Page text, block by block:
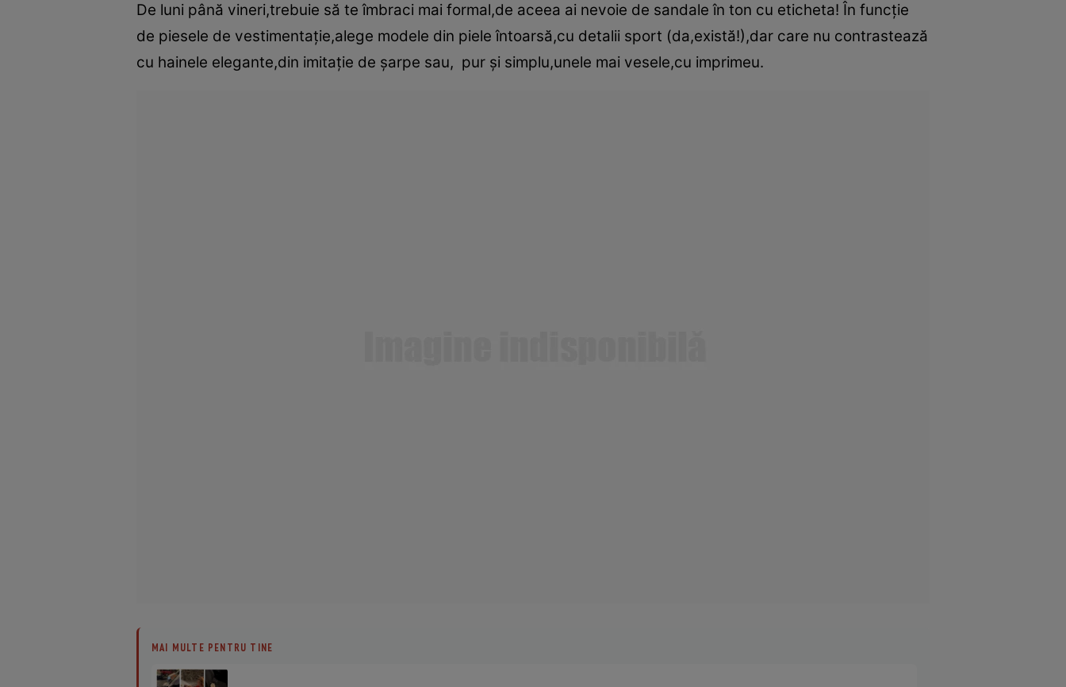
De luni până vineri,trebuie să te îmbraci mai formal,de aceea ai nevoie de sandale în ton cu eticheta! În funcţie
de piesele de vestimentaţie,alege modele din piele întoarsă,cu detalii sport (da,există!),dar care nu contrastează
cu hainele elegante,din imitaţie de şarpe sau, pur şi simplu,unele mai vesele,cu imprimeu.
MAI MULTE PENTRU TINE